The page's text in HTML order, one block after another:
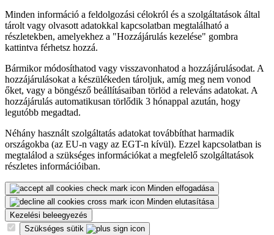
Minden információ a feldolgozási célokról és a szolgáltatások által
tárolt vagy olvasott adatokkal kapcsolatban megtalálható a
részletekben, amelyekhez a "Hozzájárulás kezelése" gombra
kattintva férhetsz hozzá.
Bármikor módosíthatod vagy visszavonhatod a hozzájárulásodat. A
hozzájárulásokat a készülékeden tároljuk, amíg meg nem vonod
őket, vagy a böngésző beállításaiban törlöd a releváns adatokat. A
hozzájárulás automatikusan törlődik 3 hónappal azután, hogy
legutóbb megadtad.
Néhány használt szolgáltatás adatokat továbbíthat harmadik
országokba (az EU-n vagy az EGT-n kívül). Ezzel kapcsolatban is
megtalálod a szükséges információkat a megfelelő szolgáltatások
részletes információiban.
Minden elfogadása
Minden elutasítása
Kezelési beleegyezés
Szükséges sütik